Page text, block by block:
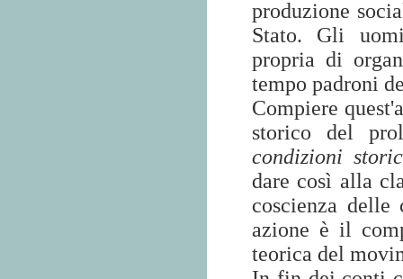
produzione
Stato. Gli
propria di
tempo padroni
Compiere
storico del
condizioni
dare così alla
coscienza
azione è il
teorica del